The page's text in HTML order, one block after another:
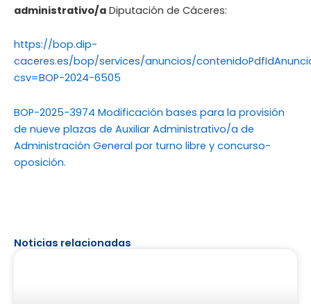
administrativo/a Diputación de Cáceres:
https://bop.dip-
caceres.es/bop/services/anuncios/
csv=BOP-2024-6505
BOP-2025-3974 Modificación bases para la provisión
de nueve plazas de Auxiliar Administrativo/a de
Administración General por turno libre y concurso-
oposición.
Noticias relacionadas